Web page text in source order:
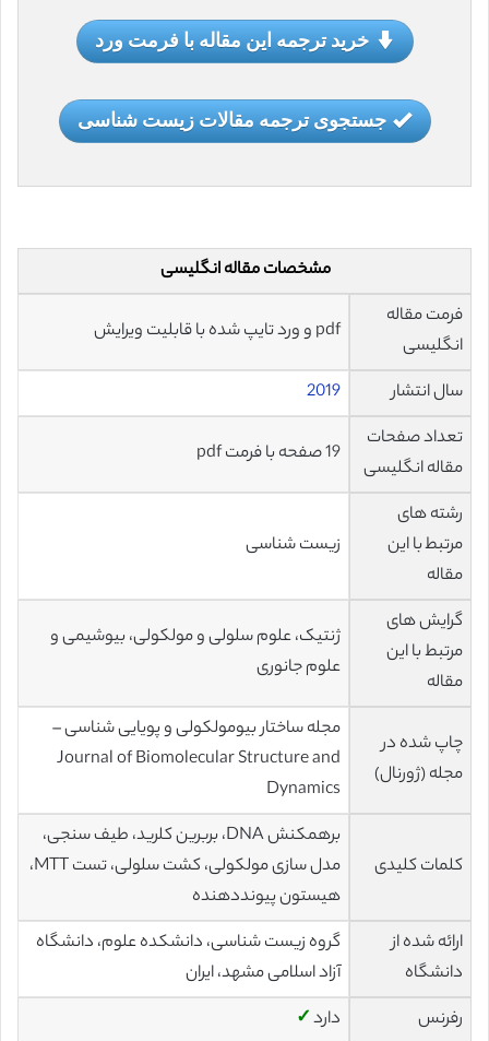
خرید ترجمه این مقاله با فرمت ورد
جستجوی ترجمه مقالات زیست شناسی
مشخصات مقاله انگلیسی
فرمت مقاله
انگلیسی
pdf و ورد تایپ شده با قابلیت ویرایش
سال انتشار
2019
تعداد صفحات
مقاله انگلیسی
19 صفحه با فرمت pdf
رشته های
مرتبط با این
مقاله
زیست شناسی
گرایش های
مرتبط با این
مقاله
ژنتیک، علوم سلولی و مولکولی، بیوشیمی و
علوم جانوری
چاپ شده در
مجله (ژورنال)
مجله ساختار بیومولکولی و پویایی شناسی –
Journal of Biomolecular Structure and
Dynamics
کلمات کلیدی
برهمکنش DNA، بربرین کلرید، طیف سنجی،
مدل سازی مولکولی، کشت سلولی، تست MTT،
هیستون پیونددهنده
ارائه شده از
دانشگاه
گروه زيست شناسی، دانشكده علوم، دانشگاه
آزاد اسلامی مشهد، ايران
رفرنس
دارد✓